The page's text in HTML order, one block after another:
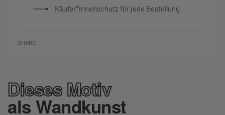
Käufer*innenschutz für jede Bestellung
SHARE
Dieses Motiv
als Wandkunst